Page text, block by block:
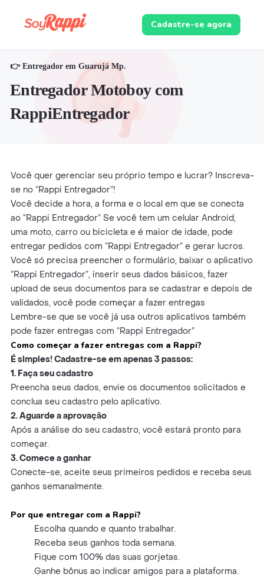
Cadastre-se agora
👉 Entregador em Guarujá Mp.
Entregador Motoboy com
RappiEntregador
Você quer gerenciar seu próprio tempo e lucrar? Inscreva-
se no “Rappi Entregador”!
Você decide a hora, a forma e o local em que se conecta
ao “Rappi Entregador” Se você tem um celular Android,
uma moto, carro ou bicicleta e é maior de idade, pode
entregar pedidos com “Rappi Entregador” e gerar lucros.
Você só precisa preencher o formulário, baixar o aplicativo
“Rappi Entregador”, inserir seus dados básicos, fazer
upload de seus documentos para se cadastrar e depois de
validados, você pode começar a fazer entregas
Lembre-se que se você já usa outros aplicativos também
pode fazer entregas com “Rappi Entregador”
Como começar a fazer entregas com a Rappi?
É simples! Cadastre-se em apenas 3 passos:
1. Faça seu cadastro
Preencha seus dados, envie os documentos solicitados e
conclua seu cadastro pelo aplicativo.
2. Aguarde a aprovação
Após a análise do seu cadastro, você estará pronto para
começar.
3. Comece a ganhar
Conecte-se, aceite seus primeiros pedidos e receba seus
ganhos semanalmente.
Por que entregar com a Rappi?
Escolha quando e quanto trabalhar.
Receba seus ganhos toda semana.
Fique com 100% das suas gorjetas.
Ganhe bônus ao indicar amigos para a plataforma.